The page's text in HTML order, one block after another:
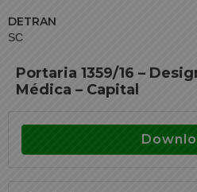
DETRAN
SC
Portaria 1359/16 –
Médica – Capital